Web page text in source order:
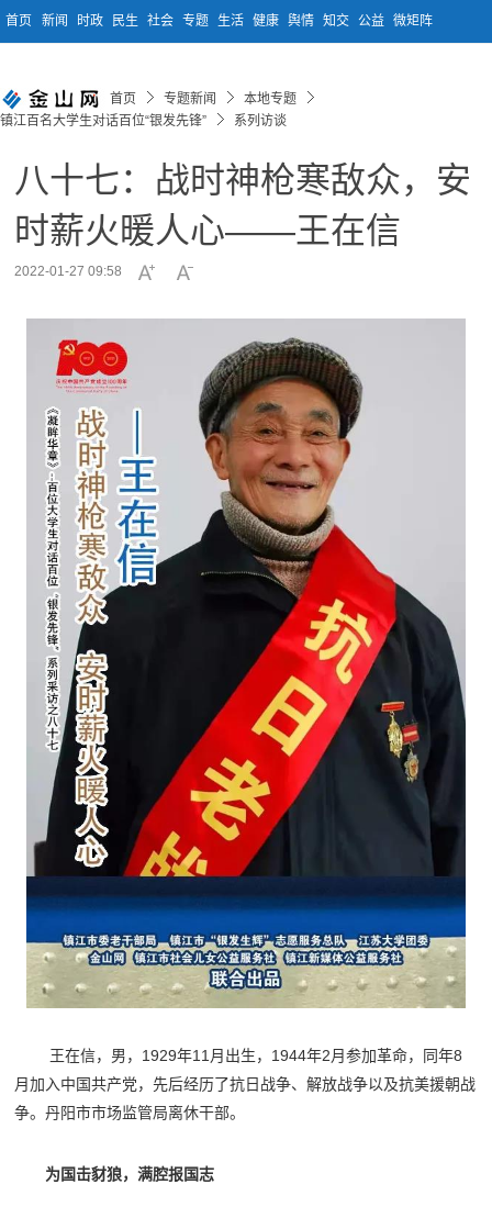
首页 新闻 时政 民生 社会 专题 生活 健康 舆情 知交 公益 微矩阵
首页 专题新闻
本地专题
镇江百名大学生对话百位“银发先锋”
系列访谈
八十七：战时神枪寒敌众，安
时薪火暖人心——王在信
2022-01-27 09:58
王在信，男，1929年11月出生，1944年2月参加革命，同年8
月加入中国共产党，先后经历了抗日战争、解放战争以及抗美援朝战
争。丹阳市市场监管局离休干部。
为国击豺狼，满腔报国志